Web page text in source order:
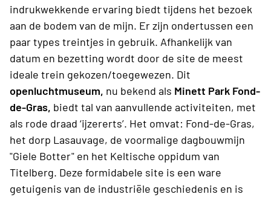
indrukwekkende ervaring biedt tijdens het bezoek
aan de bodem van de mijn. Er zijn ondertussen een
paar types treintjes in gebruik. Afhankelijk van
datum en bezetting wordt door de site de meest
ideale trein gekozen/toegewezen. Dit
openluchtmuseum, nu bekend als Minett Park Fond-
de-Gras, biedt tal van aanvullende activiteiten, met
als rode draad ‘ijzererts’. Het omvat: Fond-de-Gras,
het dorp Lasauvage, de voormalige dagbouwmijn
"Giele Botter" en het Keltische oppidum van
Titelberg. Deze formidabele site is een ware
getuigenis van de industriële geschiedenis en is